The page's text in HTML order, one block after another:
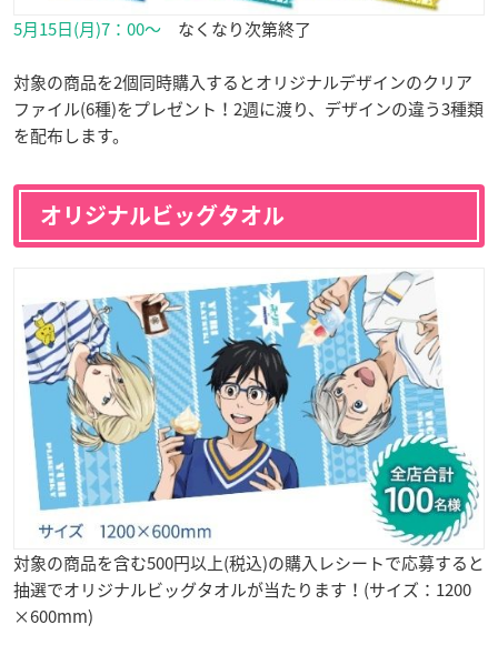
5月15日(月)7：00〜 なくなり次第終了
対象の商品を2個同時購入するとオリジナルデザインのクリア
ファイル(6種)をプレゼント！2週に渡り、デザインの違う3種類
を配布します。
オリジナルビッグタオル
対象の商品を含む500円以上(税込)の購入レシートで応募すると
抽選でオリジナルビッグタオルが当たります！(サイズ：1200
×600mm)